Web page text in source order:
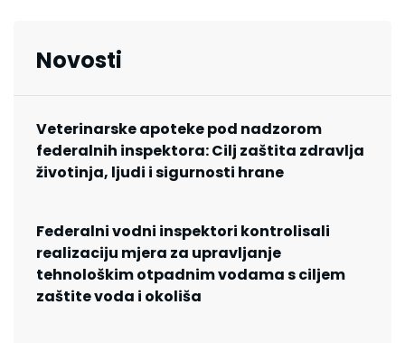
Novosti
Veterinarske apoteke pod nadzorom
federalnih inspektora: Cilj zaštita zdravlja
životinja, ljudi i sigurnosti hrane
Federalni vodni inspektori kontrolisali
realizaciju mjera za upravljanje
tehnološkim otpadnim vodama s ciljem
zaštite voda i okoliša